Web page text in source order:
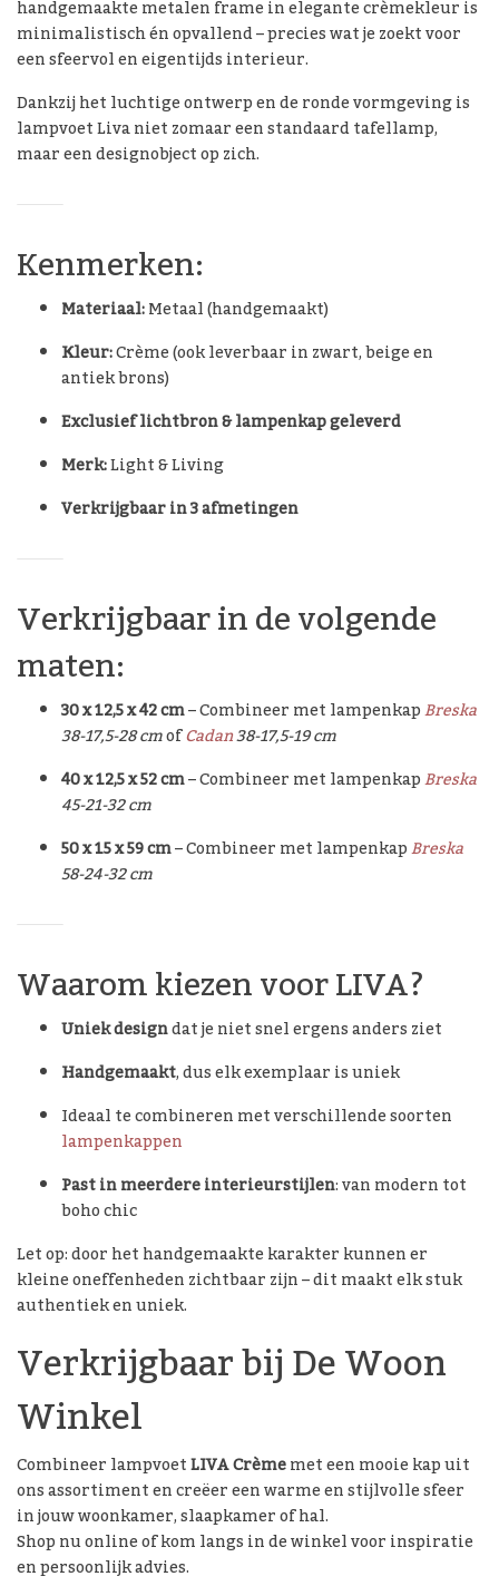
handgemaakte metalen frame in elegante crèmekleur is
minimalistisch én opvallend – precies wat je zoekt voor
een sfeervol en eigentijds interieur.
Dankzij het luchtige ontwerp en de ronde vormgeving is
lampvoet Liva niet zomaar een standaard tafellamp,
maar een designobject op zich.
Kenmerken:
Materiaal:Metaal (handgemaakt)
Kleur:Crème (ook leverbaar in zwart, beige en
antiek brons)
Exclusief lichtbron & lampenkap geleverd
Merk:Light & Living
Verkrijgbaar in 3 afmetingen
Verkrijgbaar in de volgende
maten:
30 x 12,5 x 42 cm– Combineer met lampenkapBreska
38-17,5-28 cmofCadan38-17,5-19 cm
40 x 12,5 x 52 cm– Combineer met lampenkapBreska
45-21-32 cm
50 x 15 x 59 cm– Combineer met lampenkapBreska
58-24-32 cm
Waarom kiezen voor LIVA?
Uniek designdat je niet snel ergens anders ziet
Handgemaakt, dus elk exemplaar is uniek
Ideaal te combineren met verschillende soorten
lampenkappen
Past in meerdere interieurstijlen: van modern tot
boho chic
Let op: door het handgemaakte karakter kunnen er
kleine oneffenheden zichtbaar zijn – dit maakt elk stuk
authentiek en uniek.
Verkrijgbaar bij De Woon
Winkel
Combineer lampvoetLIVA Crèmemet een mooie kap uit
ons assortiment en creëer een warme en stijlvolle sfeer
in jouw woonkamer, slaapkamer of hal.
Shop nu online of kom langs in de winkel voor inspiratie
en persoonlijk advies.